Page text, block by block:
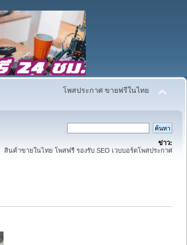
โพสประกาศ ขายฟรีในไทย
ข่าว:
สินค้าขายในไทย โพสฟรี รองรับ SEO เวบบอร์ดโพสประกาศ